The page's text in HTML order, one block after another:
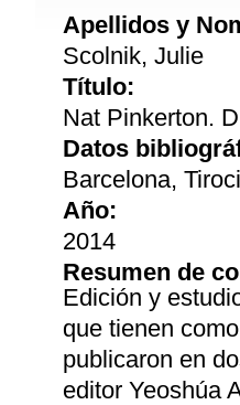
Apellidos y
Scolnik, Julie
Título:
Nat Pinkerton.
Datos
Barcelona,
Año:
2014
Resumen de
Edición y
que tienen
publicaron en
editor Yeoshúa